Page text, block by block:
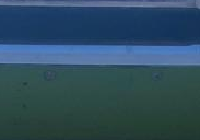
RICHIEDI UN